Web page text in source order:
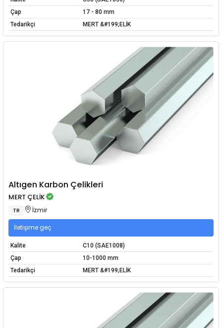
Çap
17 - 80 mm
Tedarikçi
MERT &#199;ELİK
Altıgen Karbon Çelikleri
MERT ÇELİK
TR İzmir
İletişime geç
Kalite
C10 (SAE1008)
Çap
10-1000 mm
Tedarikçi
MERT &#199;ELİK